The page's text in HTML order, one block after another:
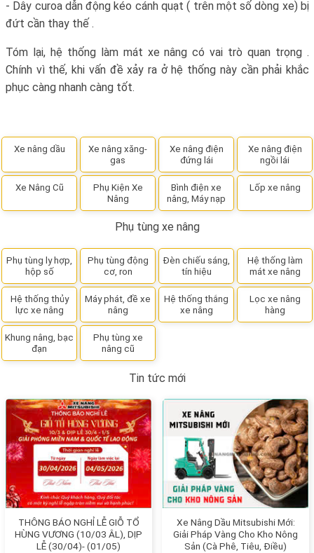
- Dây curoa dẫn động kéo cánh quạt ( trên một số dòng xe) bị
đứt cần thay thế .
Tóm lại, hệ thống làm mát xe nâng có vai trò quan trọng .
Chính vì thế, khi vấn đề xảy ra ở hệ thống này cần phải khắc
phục càng nhanh càng tốt.
Xe nâng dầu
Xe nâng xăng-
gas
Xe nâng điện
đứng lái
Xe nâng điện
ngồi lái
Xe Nâng Cũ
Phụ Kiện Xe
Nâng
Bình điện xe
nâng, Máy nạp
Lốp xe nâng
Phụ tùng xe nâng
Phụ tùng ly hợp,
hộp số
Phụ tùng động
cơ, ron
Đèn chiếu sáng,
tín hiệu
Hệ thống làm
mát xe nâng
Hệ thống thủy
lực xe nâng
Máy phát, đề xe
nâng
Hệ thống thắng
xe nâng
Lọc xe nâng
hàng
Khung nâng, bạc
đạn
Phụ tùng xe
nâng cũ
Tin tức mới
THÔNG BÁO NGHỈ LỄ GIỖ TỔ
HÙNG VƯƠNG (10/03 ÂL), DỊP
LỄ (30/04)- (01/05)
Xe Nâng Dầu Mitsubishi Mới:
Giải Pháp Vàng Cho Kho Nông
Sản (Cà Phê, Tiêu, Điều)